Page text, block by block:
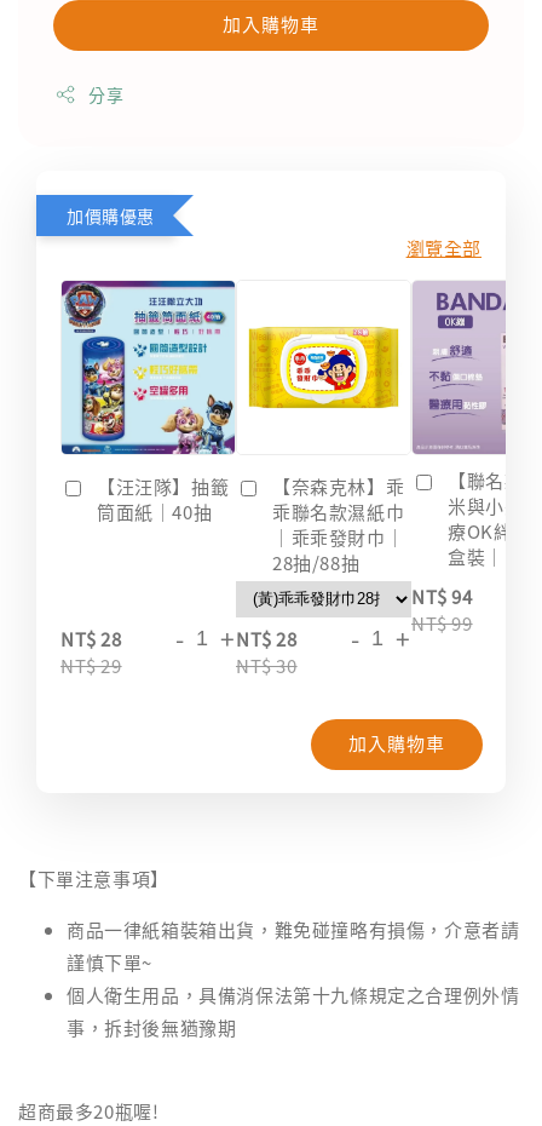
加入購物車
分享
加價購優惠
瀏覽全部
【汪汪隊】抽籤
筒面紙｜40抽
NT$ 28
NT$ 29
- +
【奈森克林】乖
乖聯名款濕紙巾
｜乖乖發財巾｜
28抽/88抽
NT$ 28
NT$ 30
- +
【聯名款
米與小惡
療OK絆｜
盒裝｜台
NT$ 94
NT$ 99
加入購物車
【下單注意事項】
商品一律紙箱裝箱出貨，難免碰撞略有損傷，介意者請
謹慎下單~
個人衛生用品，具備消保法第十九條規定之合理例外情
事，拆封後無猶豫期
超商最多20瓶喔!